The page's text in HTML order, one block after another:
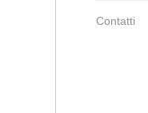
Contatti